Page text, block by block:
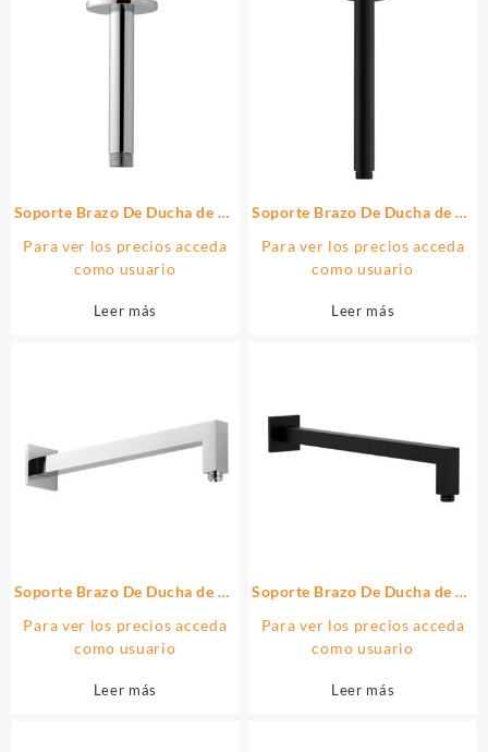
Soporte Brazo De Ducha de 20
cromo brillo de latón
Para ver los precios acceda
como usuario
Leer más
Soporte Brazo De Ducha de 20
cromo brillo de latón
Para ver los precios acceda
como usuario
Leer más
Soporte Brazo De Ducha de 40
cromo brillo de latón
Para ver los precios acceda
como usuario
Leer más
Soporte Brazo De Ducha de 40
cromo brillo de latón
Para ver los precios acceda
como usuario
Leer más